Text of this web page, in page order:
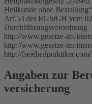
Heilkunde ohne
Art.53 des EGStGB vom
Durchführungsverordnung
http://www.gesetze-im-
http://www.gesetze-im-
http://
Angaben zur
versicherung